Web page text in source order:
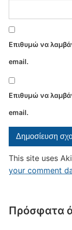
Πρόσφατα
Επιθυμώ να
email.
Επιθυμώ να
email.
This site uses
your comment